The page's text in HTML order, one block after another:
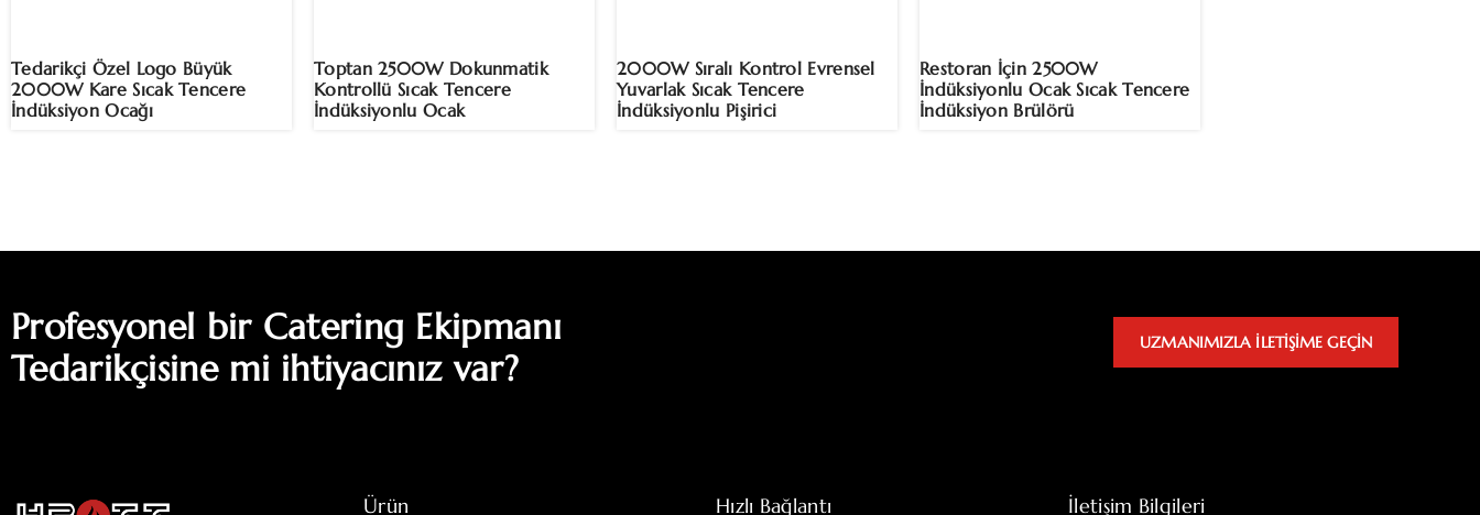
Tedarikçi Özel Logo Büyük
2000W Kare Sıcak Tencere
İndüksiyon Ocağı
Toptan 2500W Dokunmatik
Kontrollü Sıcak Tencere
İndüksiyonlu Ocak
2000W Sıralı Kontrol Evrensel
Yuvarlak Sıcak Tencere
İndüksiyonlu Pişirici
Restoran İçin 2500W
İndüksiyonlu Ocak Sıcak Tencere
İndüksiyon Brülörü
Profesyonel bir Catering Ekipmanı
Tedarikçisine mi ihtiyacınız var?
UZMANIMIZLA ILETIŞIME GEÇIN
Ürün Hızlı Bağlantı İletişim Bilgileri